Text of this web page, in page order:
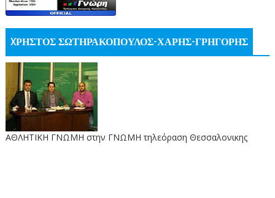
XΡΗΣΤΟΣ ΣΩΤΗΡΑΚΟΠΟΥΛΟΣ-ΧΑΡΗΣ-ΓΡΗΓΟΡΗΣ
ΑΘΛΗΤΙΚΗ ΓΝΩΜΗ στην ΓΝΩΜΗ τηλεόραση Θεσσαλονικης